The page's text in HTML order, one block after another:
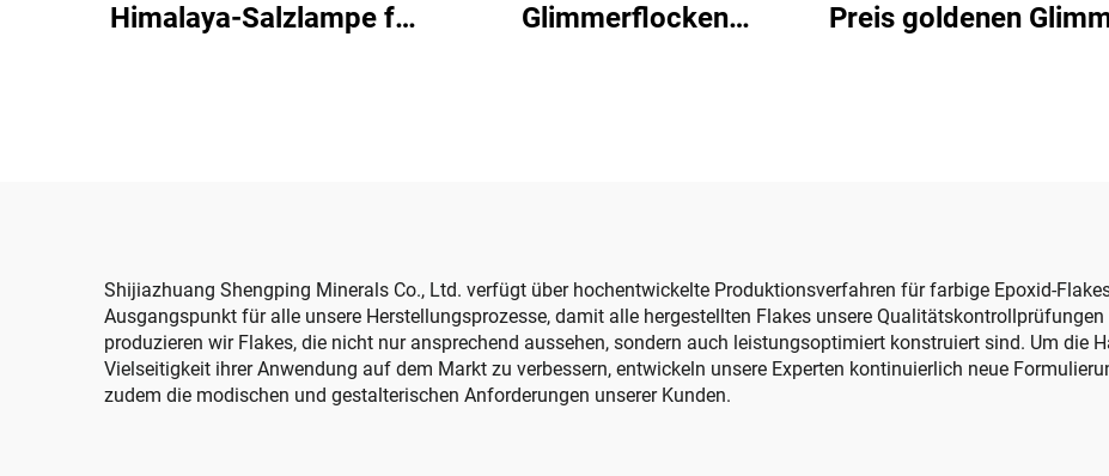
Himalaya-Salzlampe für
Glimmerflocken
Epoxidharzboden
Preis goldenen
Shijiazhuang Shengping Minerals Co., Ltd. verfügt über hochentwickelte Produktionsverfahren für farbige Epoxid-
Ausgangspunkt für alle unsere Herstellungsprozesse, damit alle hergestellten Flakes unsere
produzieren wir Flakes, die nicht nur ansprechend aussehen, sondern auch leistungsoptimiert konstruiert sind. Um die
Vielseitigkeit ihrer Anwendung auf dem Markt zu verbessern, entwickeln unsere Experten kontinuierlich neue
zudem die modischen und gestalterischen Anforderungen unserer Kunden.